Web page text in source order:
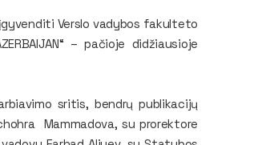
Verslo vadybos fakulteto
– pačioje didžiausioje
sritis, bendrų publikacijų
Mammadova, su prorektore